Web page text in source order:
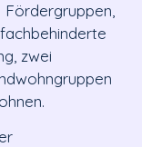
zwei